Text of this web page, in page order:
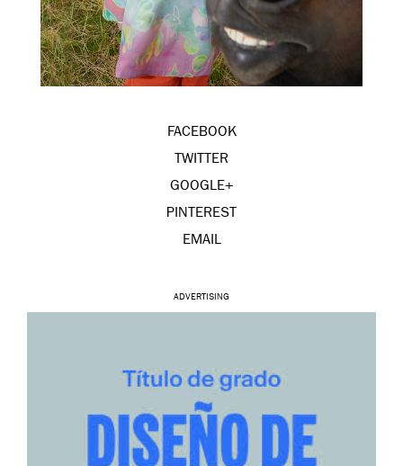
FACEBOOK
TWITTER
GOOGLE+
PINTEREST
EMAIL
ADVERTISING